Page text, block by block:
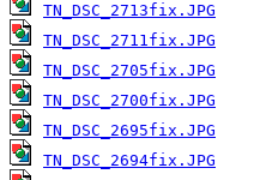
TN_DSC_2713fix.JPG
TN_DSC_2711fix.JPG
TN_DSC_2705fix.JPG
TN_DSC_2700fix.JPG
TN_DSC_2695fix.JPG
TN_DSC_2694fix.JPG